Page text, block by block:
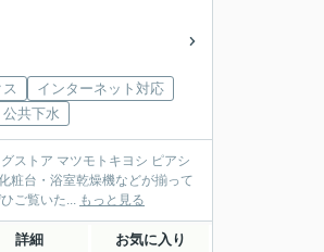
インターネット対応
公共下水
ストア マツモトキヨシ ピアシ
粧台・浴室乾燥機などが揃って
ご覧いた... もっと見る
詳細 お気に入り